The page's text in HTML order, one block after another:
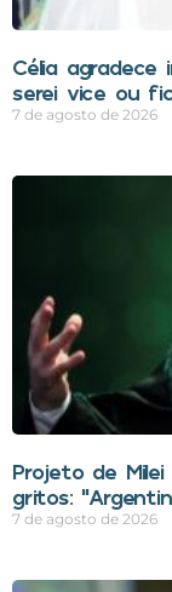
Célia agradece
serei vice ou
7 de agosto de 2026
Projeto de
gritos:
7 de agosto de 2026